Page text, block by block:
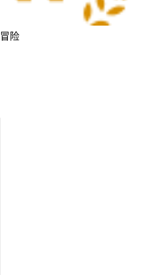
冒险